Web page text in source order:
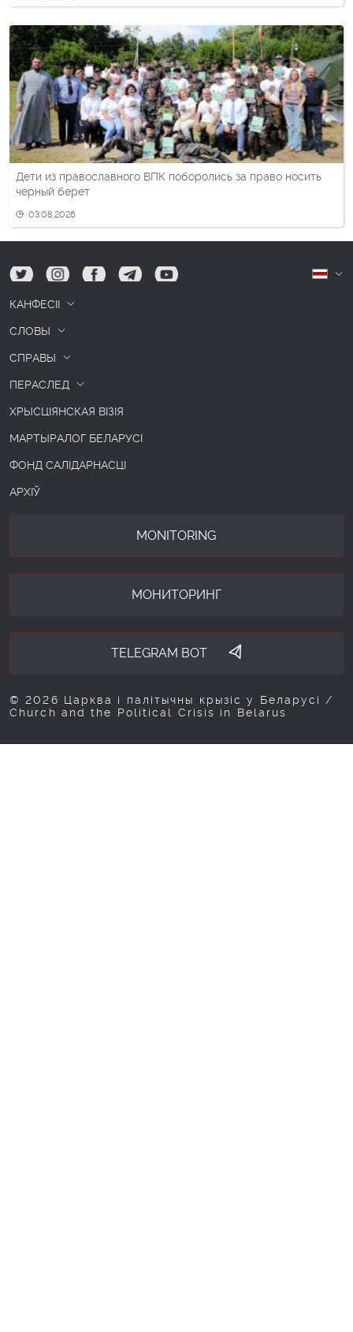
Дети из православного ВПК поборолись за право носить
черный берет
03.08.2026
tw ig fb tg yt
КАНФЕСІІ
СЛОВЫ
СПРАВЫ
ПЕРАСЛЕД
ХРЫСЦІЯНСКАЯ ВІЗІЯ
МАРТЫРАЛОГ БЕЛАРУСІ
ФОНД САЛІДАРНАСЦІ
АРХІЎ
MONITORING
МОНИТОРИНГ
TELEGRAM BOT
© 2026 Царква і палітычны крызіс у Беларусі /
Church and the Political Crisis in Belarus